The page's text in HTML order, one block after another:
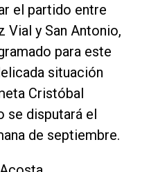
el partido entre
Vial y San Antonio,
para este
situación
Cristóbal
se disputará el
de septiembre.